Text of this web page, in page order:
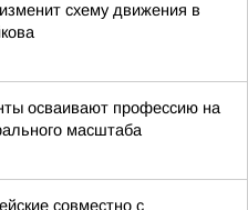
схему движения в
осваивают профессию на
масштаба
совместно с